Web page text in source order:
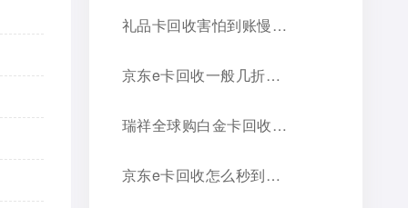
礼品卡回收害怕到账慢？京大大回收到账快，不压款，靠谱看得见！
京东e卡回收一般几折？价格超全攻略
瑞祥全球购白金卡回收平台研究：选京大大正规老品牌
京东e卡回收怎么秒到账，选对平台是关键